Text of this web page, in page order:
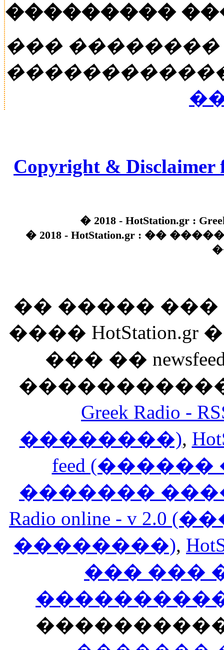
���������
���
Copyright & Disclaimer
� 2018 - HotStation.gr :
� 2018 - HotStation.gr : ��
�� �����
����
��� ��
Greek Radio
��������),
feed
�������
Radio online - v
��������),
��� ���